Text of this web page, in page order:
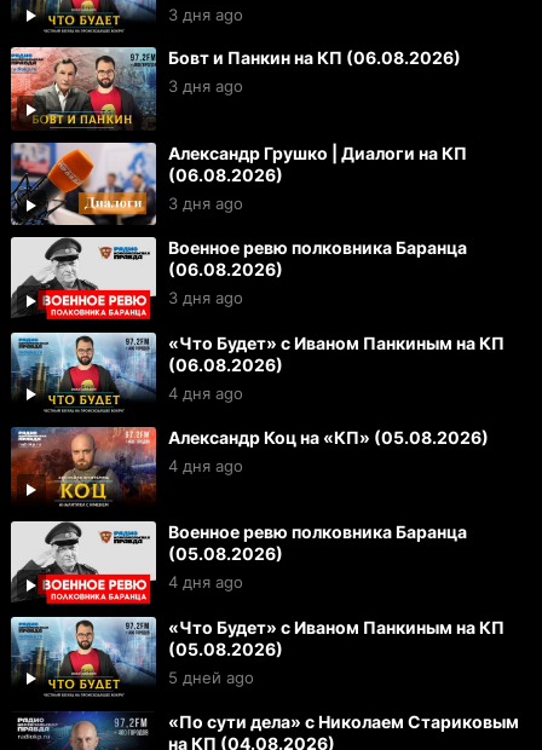
3 дня ago
Бовт и Панкин на КП (06.08.2026)
3 дня ago
Александр Грушко | Диалоги на КП
(06.08.2026)
3 дня ago
Военное ревю полковника Баранца
(06.08.2026)
3 дня ago
«Что Будет» с Иваном Панкиным на КП
(06.08.2026)
4 дня ago
Александр Коц на «КП» (05.08.2026)
4 дня ago
Военное ревю полковника Баранца
(05.08.2026)
4 дня ago
«Что Будет» с Иваном Панкиным на КП
(05.08.2026)
5 дней ago
«По сути дела» с Николаем Стариковым
на КП (04.08.2026)